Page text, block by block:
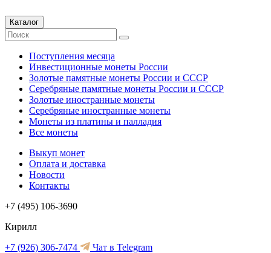
Каталог
Поступления месяца
Инвестиционные монеты России
Золотые памятные монеты России и СССР
Серебряные памятные монеты России и СССР
Золотые иностранные монеты
Серебряные иностранные монеты
Монеты из платины и палладия
Все монеты
Выкуп монет
Оплата и доставка
Новости
Контакты
+7 (495) 106-3690
Кирилл
+7 (926) 306-7474
Чат в Telegram